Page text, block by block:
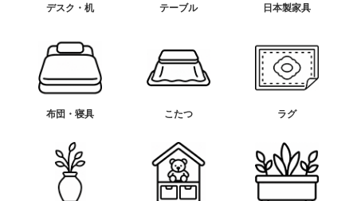
デスク・机 テーブル 日本製家具
布団・寝具 こたつ ラグ